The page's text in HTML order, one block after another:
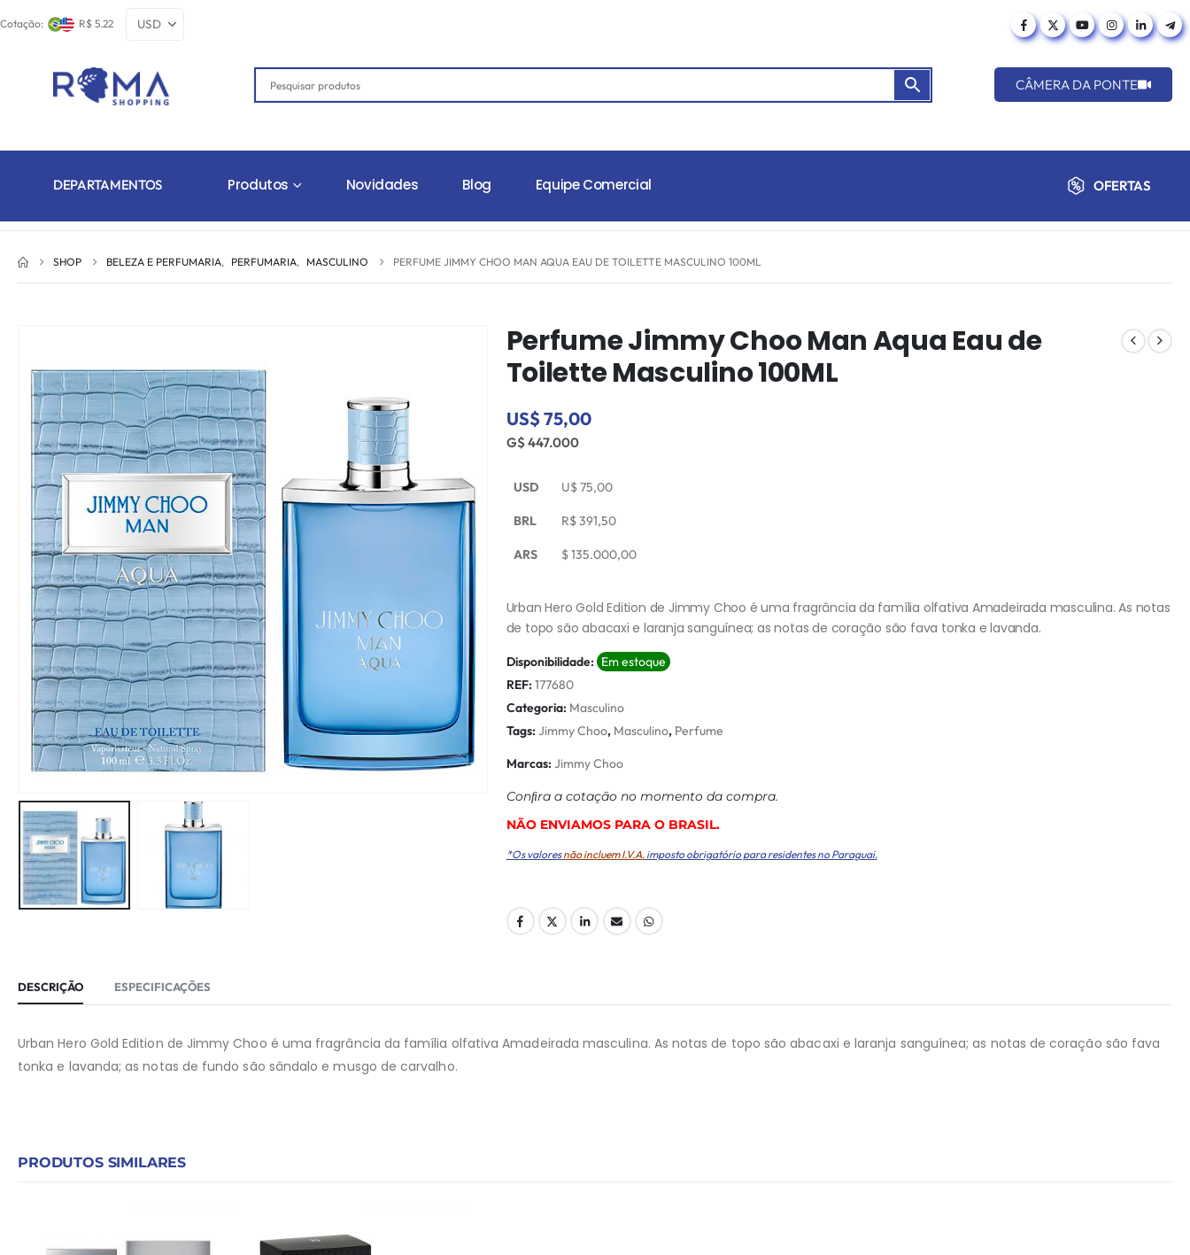
Cotação: R$ 5.22
CÂMERA DA PONTE
DEPARTAMENTOS Produtos Novidades Blog Equipe Comercial OFERTAS
SHOP BELEZA E PERFUMARIA, PERFUMARIA, MASCULINO PERFUME JIMMY CHOO MAN AQUA EAU DE TOILETTE MASCULINO 100ML
Perfume Jimmy Choo Man Aqua Eau de
Toilette Masculino 100ML
US$ 75,00
G$ 447.000
USD U$75,00
BRL R$391,50
ARS $135.000,00
Urban Hero Gold Edition de Jimmy Choo é uma fragrância da família olfativa Amadeirada masculina. As notas
de topo são abacaxi e laranja sanguínea; as notas de coração são fava tonka e lavanda.
Disponibilidade: Em estoque
REF: 177680
Categoria: Masculino
Tags: Jimmy Choo, Masculino, Perfume
Marcas: Jimmy Choo
Conﬁra a cotação no momento da compra.
NÃO ENVIAMOS PARA O BRASIL.
*Os valoresnão incluem I.V.A. imposto obrigatório para residentes no Paraguai.
DESCRIÇÃO ESPECIFICAÇÕES
Urban Hero Gold Edition de Jimmy Choo é uma fragrância da família olfativa Amadeirada masculina. As notas de topo são abacaxi e laranja sanguínea; as notas de coração são fava
tonka e lavanda; as notas de fundo são sândalo e musgo de carvalho.
PRODUTOS SIMILARES